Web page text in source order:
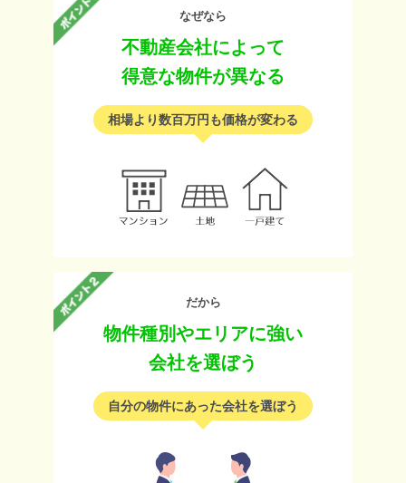
なぜなら
不動産会社によって
得意な物件が異なる
相場より数百万円も価格が変わる
だから
物件種別やエリアに強い
会社を選ぼう
自分の物件にあった会社を選ぼう